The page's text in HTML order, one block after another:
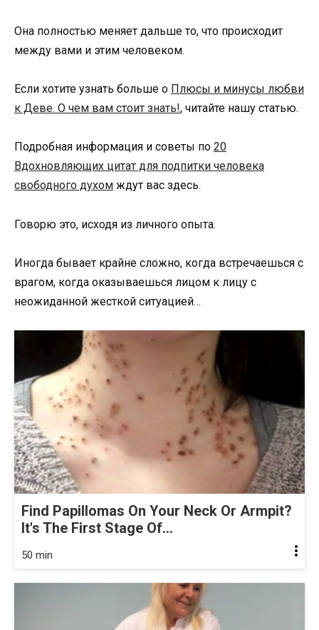
Она полностью меняет дальше то, что происходит
между вами и этим человеком.
Если хотите узнать больше о Плюсы и минусы любви
к Деве. О чем вам стоит знать!, читайте нашу статью.
Подробная информация и советы по 20
Вдохновляющих цитат для подпитки человека
свободного духом ждут вас здесь.
Говорю это, исходя из личного опыта.
Иногда бывает крайне сложно, когда встречаешься с
врагом, когда оказываешься лицом к лицу с
неожиданной жесткой ситуацией…
Find Papillomas On Your Neck Or Armpit?
It's The First Stage Of...
50 min